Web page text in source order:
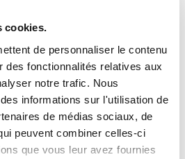
cookies.
de personnaliser le contenu
des fonctionnalités relatives aux
notre trafic. Nous
informations sur l'utilisation de
de médias sociaux, de
peuvent combiner celles-ci
que vous leur avez fournies
techniques
41